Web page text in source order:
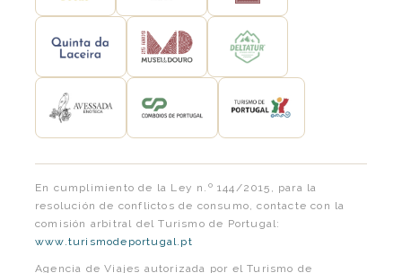
En cumplimiento de la Ley n.º 144/2015, para la
resolución de conflictos de consumo, contacte con la
comisión arbitral del Turismo de Portugal:
www.turismodeportugal.pt
Agencia de Viajes autorizada por el Turismo de